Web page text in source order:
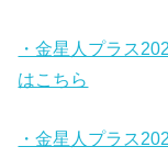
・金星人プラス
はこちら
・金星人プラス